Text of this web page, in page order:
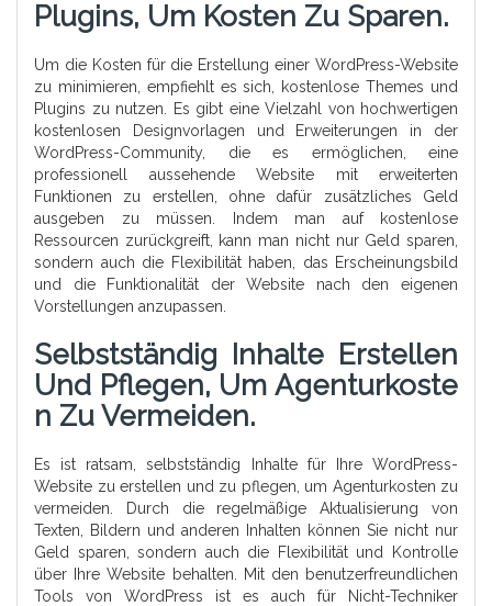
Plugins, Um Kosten Zu Sparen.
Um die Kosten für die Erstellung einer WordPress-Website
zu minimieren, empfiehlt es sich, kostenlose Themes und
Plugins zu nutzen. Es gibt eine Vielzahl von hochwertigen
kostenlosen Designvorlagen und Erweiterungen in der
WordPress-Community, die es ermöglichen, eine
professionell aussehende Website mit erweiterten
Funktionen zu erstellen, ohne dafür zusätzliches Geld
ausgeben zu müssen. Indem man auf kostenlose
Ressourcen zurückgreift, kann man nicht nur Geld sparen,
sondern auch die Flexibilität haben, das Erscheinungsbild
und die Funktionalität der Website nach den eigenen
Vorstellungen anzupassen.
Selbstständig Inhalte Erstellen
Und Pflegen, Um Agenturkoste
N Zu Vermeiden.
Es ist ratsam, selbstständig Inhalte für Ihre WordPress-
Website zu erstellen und zu pflegen, um Agenturkosten zu
vermeiden. Durch die regelmäßige Aktualisierung von
Texten, Bildern und anderen Inhalten können Sie nicht nur
Geld sparen, sondern auch die Flexibilität und Kontrolle
über Ihre Website behalten. Mit den benutzerfreundlichen
Tools von WordPress ist es auch für Nicht-Techniker